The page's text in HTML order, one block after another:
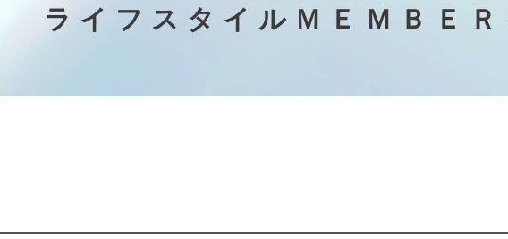
ライフスタイルＭＥＭＢＥ